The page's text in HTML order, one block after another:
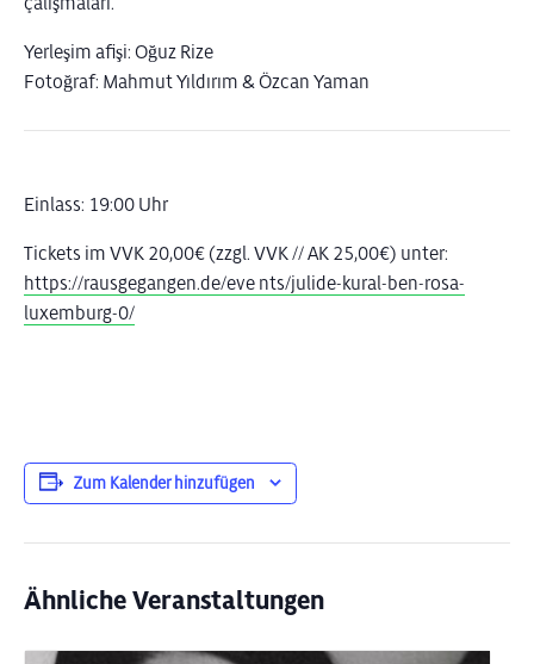
Yerleşim afişi: Oğuz Rize
Fotoğraf: Mahmut Yıldırım & Özcan Yaman
Einlass: 19:00 Uhr
Tickets im VVK 20,00€ (zzgl. VVK // AK 25,00€) unter:
https://rausgegangen.de/eve nts/julide-kural-ben-rosa-
luxemburg-0/
Zum Kalender hinzufügen
Ähnliche Veranstaltungen